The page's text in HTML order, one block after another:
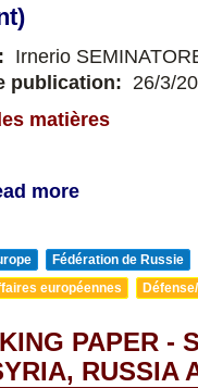
Irnerio
publication: 26/3/
matières
more
Fédération de Russie
européennes
PAPER -
RUSSIA